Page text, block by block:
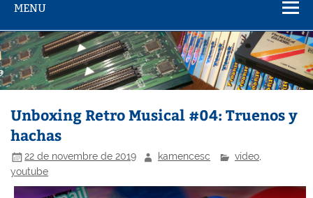
MENU
Unboxing Retro Musical #04: Truenos y
hachas
22 de novembre de 2019 kamencesc video,
youtube